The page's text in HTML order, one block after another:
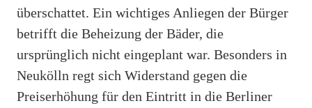
überschattet. Ein wichtiges Anliegen der Bürger
betrifft die Beheizung der Bäder, die
ursprünglich nicht eingeplant war. Besonders in
Neukölln regt sich Widerstand gegen die
Preiserhöhung für den Eintritt in die Berliner